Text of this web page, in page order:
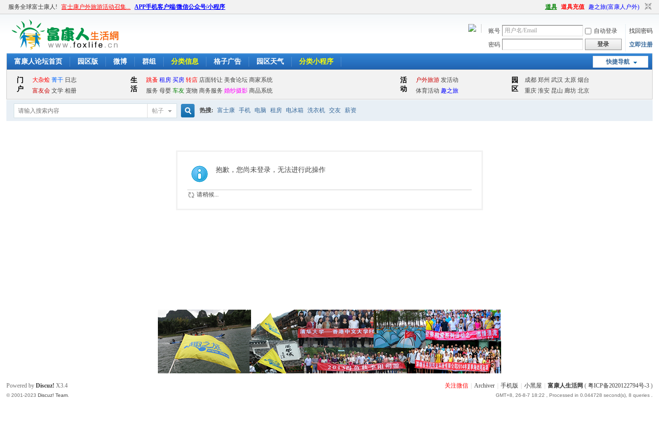
服务全球富士康人! 富士康户外旅游活动召集... APP手机客户端/微信公众号/小程序 道具 道具充值 趣之旅(富康人户外)
账号 自动登录
找回密码
密码
登录 立即注册
快捷导航
富康人论坛首页 园区版 微博 群组 分类信息 格子广告 园区天气 分类小程序
帖子 热搜: 富士康 手机 电脑 租房 电冰箱 洗衣机 交友 薪资
抱歉，您尚未登录，无法进行此操作
请稍候...
关注微信 Archiver 手机版 小黑屋 富康人生活网 ( 粤ICP备2020122794号-3)
GMT+8, 26-8-7 18:22 , Processed in 0.044728 second(s), 8 queries .
Powered byDiscuz! X3.4
© 2001-2023Discuz! Team